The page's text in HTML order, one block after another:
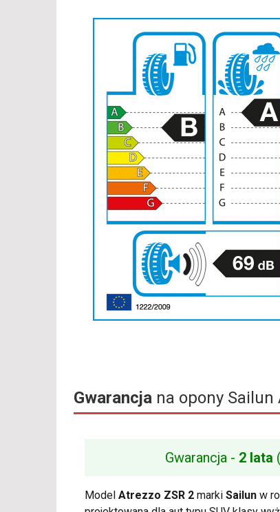
Gwarancja na opony Sailun
Gwarancja - 2 lata
Model Atrezzo ZSR 2 marki Sailun w